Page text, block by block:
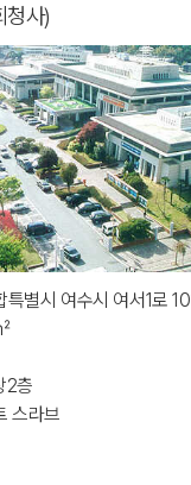
청사)
특별시 여수시 여서1로
2층
스라브